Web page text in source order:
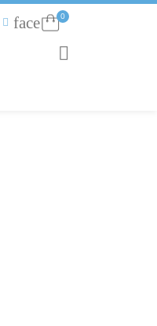
 faceConnexion
0
RECHERCHER
